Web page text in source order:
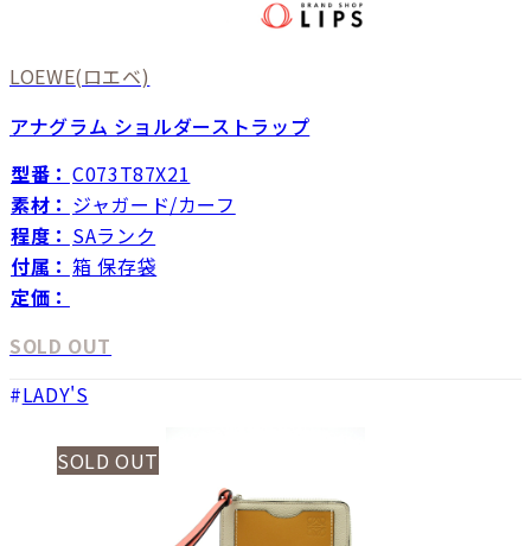
LOEWE(ロエベ)
アナグラム ショルダーストラップ
型番： C073T87X21
素材： ジャガード/カーフ
程度： SAランク
付属： 箱 保存袋
定価：
SOLD OUT
LADY'S
SOLD OUT